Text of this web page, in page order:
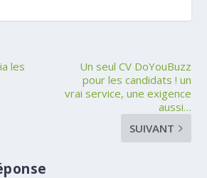
les
Un seul CV DoYouBuzz
pour les candidats ! un
vrai service, une exigence
aussi…
SUIVANT